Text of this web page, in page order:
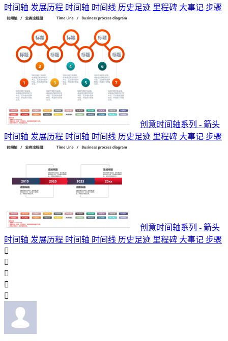
时间轴 发展历程 时间轴 时间线 历史足迹 里程碑 大事记 步骤
创意时间轴系列 - 箭头
时间轴 发展历程 时间轴 时间线 历史足迹 里程碑 大事记 步骤
创意时间轴系列 - 箭头
时间轴 发展历程 时间轴 时间线 历史足迹 里程碑 大事记 步骤




